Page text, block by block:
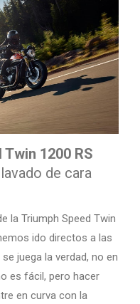
1200 RS
de cara
la Triumph Speed Twin
ido directos a las
juega la verdad, no en
es fácil, pero hacer
en curva con la